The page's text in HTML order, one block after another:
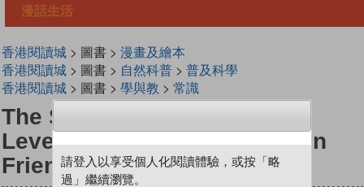
漫話生活
香港閱讀城> 圖書 > 漫畫及繪本
香港閱讀城> 圖書 > 自然科普> 普及科學
香港閱讀城> 圖書 > 學與教 > 常識
The Science Inquirer Series
Level 2 (Diversity) ) - My Alien
Friends請登入以享受個人化閱讀體驗，或按「略
過」繼續瀏覽。